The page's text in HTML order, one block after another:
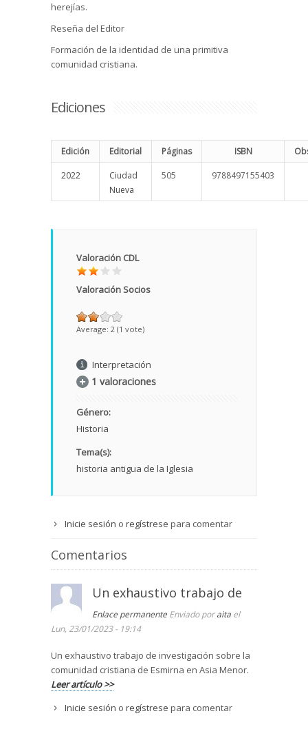
herejías.
Reseña del Editor
Formación de la identidad de una primitiva
comunidad cristiana.
Ediciones
Edición Editorial Páginas ISBN
2022
Ciudad
Nueva
505 9788497155403
Valoración CDL
Valoración Socios
Average: 2 (1 vote)
Interpretación
1 valoraciones
Género:
Historia
Tema(s):
historia antigua de la Iglesia
Inicie sesión o regístrese para comentar
Comentarios
Un exhaustivo trabajo de
Enlace permanente Enviado poraita el
Lun, 23/01/2023 - 19:14
Un exhaustivo trabajo de investigación sobre la
comunidad cristiana de Esmirna en Asia Menor.
Leer artículo >>
Inicie sesión o regístrese para comentar